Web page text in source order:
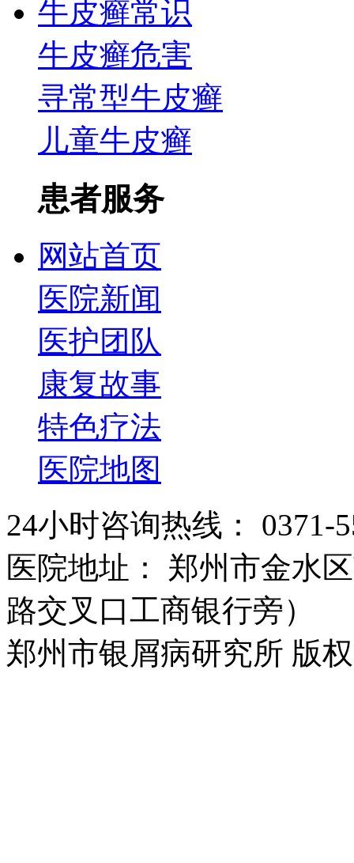
牛皮癣常识
牛皮癣危害
寻常型牛皮癣
儿童牛皮癣
患者服务
网站首页
医院新闻
医护团队
康复故事
特色疗法
医院地图
24小时咨询热线： 0371-
医院地址： 郑州市金水
路交叉口工商银行旁）
郑州市银屑病研究所 版